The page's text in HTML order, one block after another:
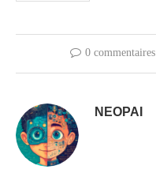
0 commentaires
NEOPAI